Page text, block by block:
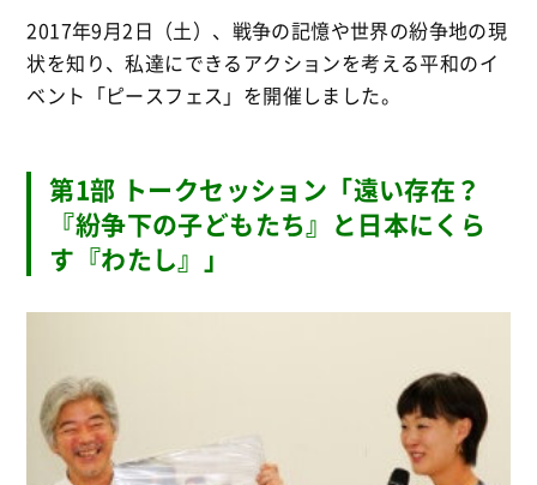
2017年9月2日（土）、戦争の記憶や世界の紛争地の現
状を知り、私達にできるアクションを考える平和のイ
ベント「ピースフェス」を開催しました。
第1部 トークセッション「遠い存在？
『紛争下の子どもたち』と日本にくら
す『わたし』」